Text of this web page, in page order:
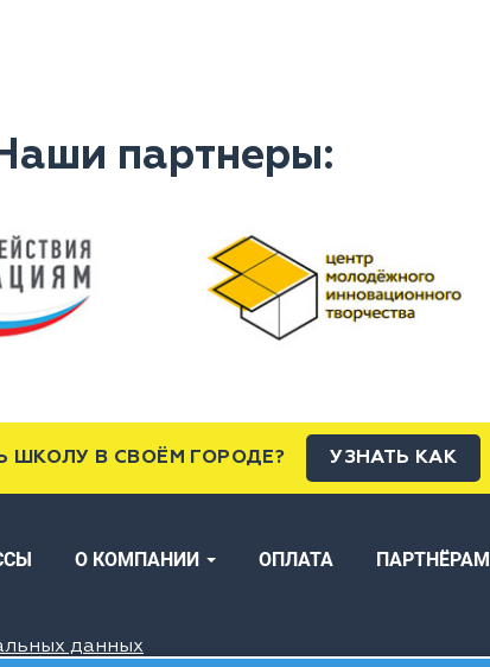
партнеры:
ШКОЛУ В СВОЁМ ГОРОДЕ? УЗНАТЬ КАК
О КОМПАНИИ ОПЛАТА ПАРТНЁРАМ
данных